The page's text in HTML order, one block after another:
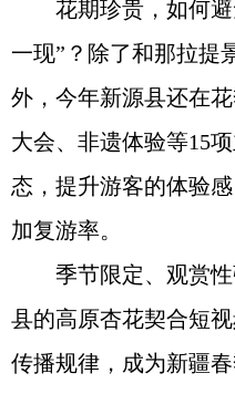
花期珍贵，如何
一现”？除了和那拉提
外，今年新源县还在
大会、非遗体验等15
态，提升游客的体验
加复游率。
季节限定、观赏
县的高原杏花契合短
传播规律，成为新疆